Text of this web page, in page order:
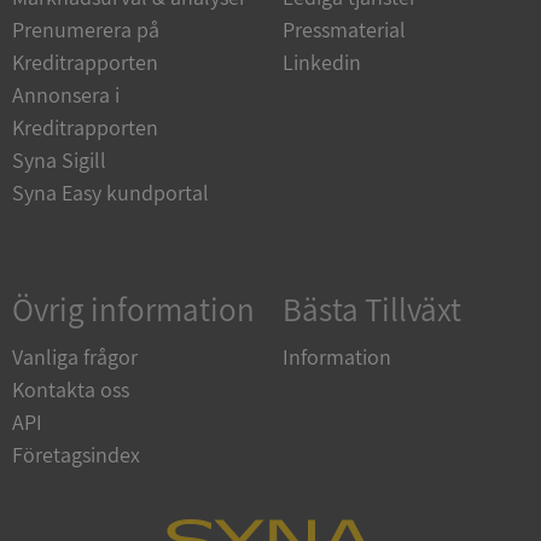
Prenumerera på
Kreditrapporten
Annonsera i
Kreditrapporten
Syna Sigill
Syna Easy kundportal
Pressmaterial
Linkedin
Övrig information
Vanliga frågor
Kontakta oss
API
Företagsindex
Bästa Tillväxt
Information
Strikt nödvändiga kakor tillåter
kärnwebbplatsfunktioner som användarinloggning
och kontohantering. Webbplatsen kan inte
användas ordentligt utan strikt nödvändiga cookies.
Namn
__RequestVerificationToken